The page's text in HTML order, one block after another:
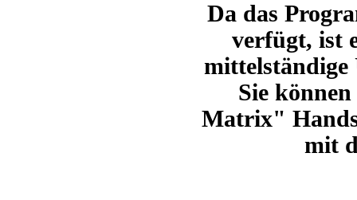
Da das
verfügt, ist
mittelständige
Sie
Matrix"
mit